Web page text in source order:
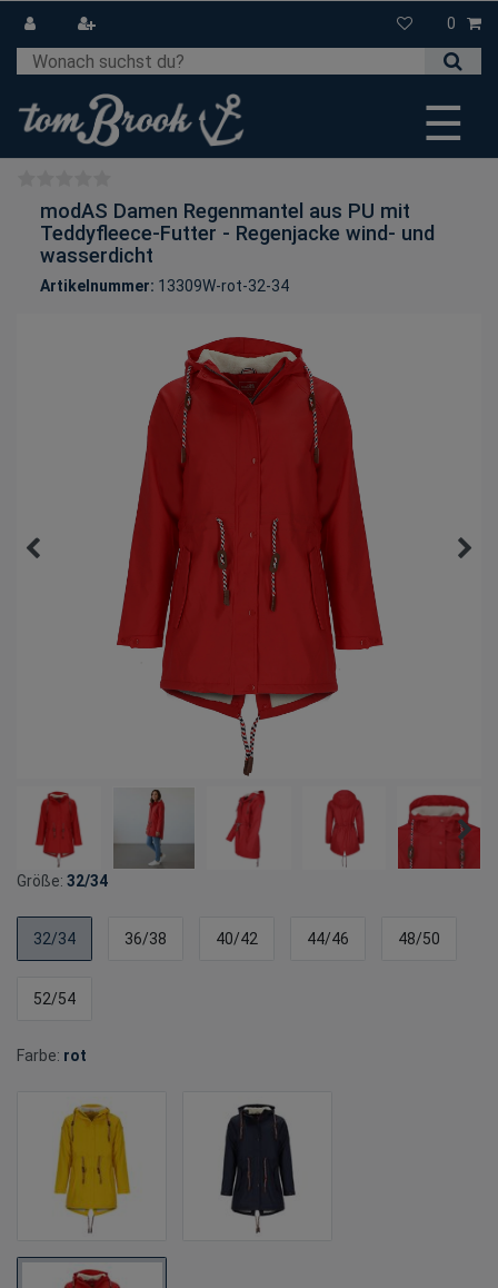
0
☰
modAS Damen Regenmantel aus PU mit
Teddyfleece-Futter - Regenjacke wind- und
wasserdicht
Artikelnummer: 13309W-rot-32-34
Größe: 32/34
32/34 36/38 40/42 44/46 48/50
52/54
Farbe: rot